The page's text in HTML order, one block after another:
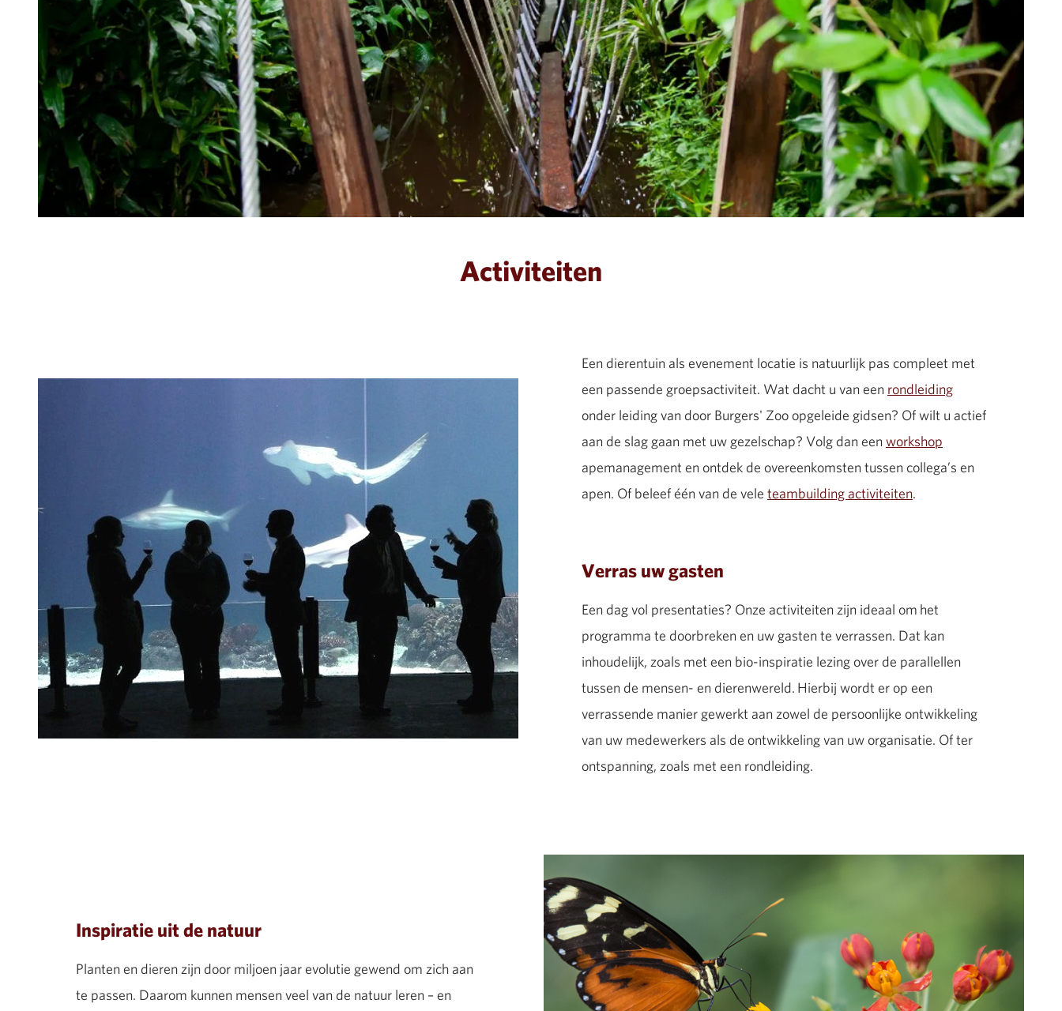
Activiteiten
Een dierentuin als evenement locatie is natuurlijk pas compleet met
een passende groepsactiviteit. Wat dacht u van een rondleiding
onder leiding van door Burgers' Zoo opgeleide gidsen? Of wilt u actief
aan de slag gaan met uw gezelschap? Volg dan eenworkshop
apemanagement en ontdek de overeenkomsten tussen collega’s en
apen. Of beleef één van de vele teambuilding activiteiten.
Verras uw gasten
Een dag vol presentaties? Onze activiteiten zijn ideaal om het
programma te doorbreken en uw gasten te verrassen. Dat kan
inhoudelijk, zoals met een bio-inspiratie lezing over de parallellen
tussen de mensen- en dierenwereld. Hierbij wordt er op een
verrassende manier gewerkt aan zowel de persoonlijke ontwikkeling
van uw medewerkers als de ontwikkeling van uw organisatie. Of ter
ontspanning, zoals met een rondleiding.
Inspiratie uit de natuur
Planten en dieren zijn door miljoen jaar evolutie gewend om zich aan
te passen. Daarom kunnen mensen veel van de natuur leren – en